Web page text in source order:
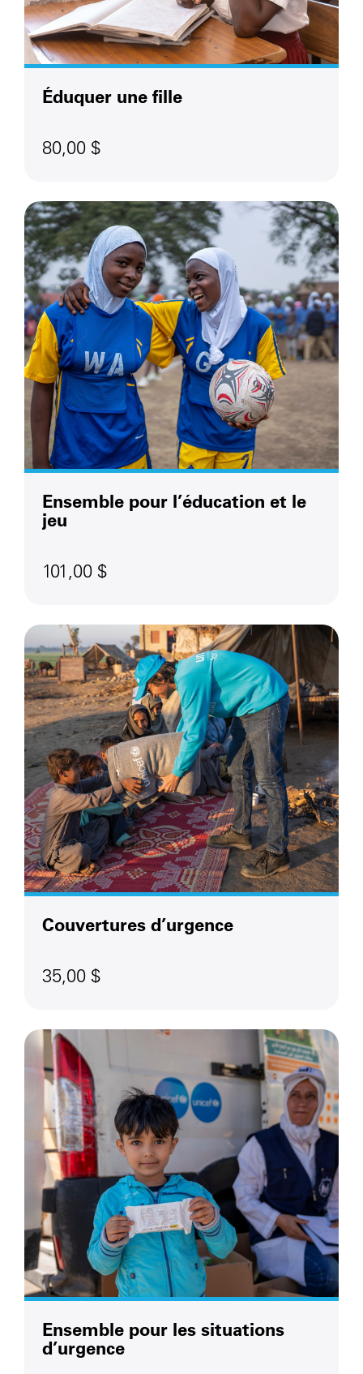
Éduquer une fille
80,00 $
Ensemble pour l’éducation et le
jeu
101,00 $
Couvertures d’urgence
35,00 $
Ensemble pour les situations
d’urgence